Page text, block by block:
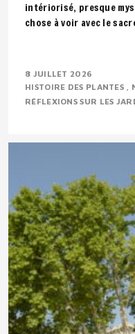
intériorisé, presque
chose à voir avec le
8 JUILLET 2026
HISTOIRE DES PLANTES
RÉFLEXIONS SUR LES